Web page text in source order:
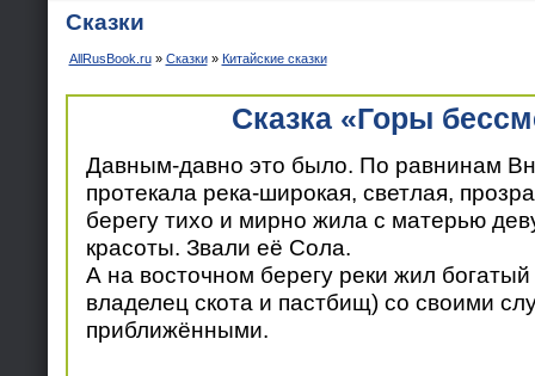
Сказки
AllRusBook.ru» Сказки» Китайские сказки
Сказка «Горы
Давным-давно это было. По равнинам
протекала река-широкая, светлая,
берегу тихо и мирно жила с матерью
красоты. Звали её Сола.
А на восточном берегу реки жил
владелец скота и пастбищ) со своими
приближёнными.